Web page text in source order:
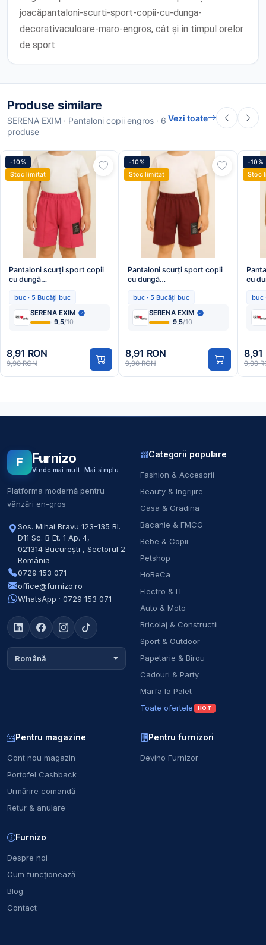
joacăpantaloni-scurti-sport-copii-cu-dunga-
decorativaculoare-maro-engros, cât și în timpul orelor
de sport.
Produse similare
SERENA EXIM · Pantaloni copii engros · 6
produse
Vezi toate
-10%
Stoc limitat
Pantaloni scurți sport copii
cu dungă
Inchis,Engros
buc · 5 Bucăți buc
SERENA EXIM
9,5/10
8,91 RON
9,90 RON
-10%
Stoc limitat
Pantaloni scurți sport copii
cu dungă
,Engros
buc · 5 Bucăți buc
SERENA EXIM
9,5/10
8,91 RON
9,90 RON
-10%
Stoc
cu
buc
8,91
9,90
F Furnizo
Vinde mai mult. Mai simplu.
Platforma modernă pentru
vânzări en-gros
Sos. Mihai Bravu 123-135 Bl.
D11 Sc. B Et. 1 Ap. 4,
021314 București , Sectorul 2
România
0729 153 071
office@furnizo.ro
WhatsApp · 0729 153 071
Română
Categorii populare
Fashion & Accesorii
Beauty & Ingrijire
Casa & Gradina
Bacanie & FMCG
Bebe & Copii
Petshop
HoReCa
Electro & IT
Auto & Moto
Bricolaj & Constructii
Sport & Outdoor
Papetarie & Birou
Cadouri & Party
Marfa la Palet
Toate ofertele
HOT
Pentru magazine
Cont nou magazin
Portofel Cashback
Urmărire comandă
Retur & anulare
Pentru furnizori
Devino Furnizor
Furnizo
Despre noi
Cum funcționează
Blog
Contact